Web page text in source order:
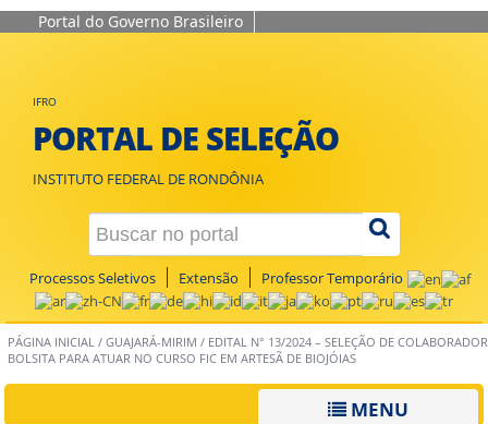
Portal do Governo Brasileiro
IFRO
PORTAL DE SELEÇÃO
INSTITUTO FEDERAL DE RONDÔNIA
Processos Seletivos Extensão Professor Temporário
PÁGINA INICIAL / GUAJARÁ-MIRIM / EDITAL N° 13/2024 – SELEÇÃO DE COLABORADOR
BOLSITA PARA ATUAR NO CURSO FIC EM ARTESÃ DE BIOJÓIAS
MENU